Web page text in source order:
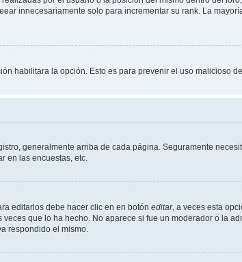
innecesariamente solo para incrementar su rank. La
habilitara la opción. Esto es para prevenir el uso malicioso
generalmente arriba de cada página. Seguramente
en las encuestas, etc.
editarlos debe hacer clic en en botón editar, a veces esta
que lo ha hecho. No aparece si fue un moderador o la
respondido el mismo.